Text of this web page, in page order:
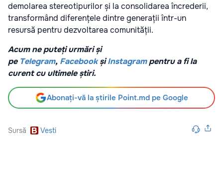
demolarea stereotipurilor și la consolidarea încrederii,
transformând diferențele dintre generații într-un
resursă pentru dezvoltarea comunității.
Acum ne puteți urmări și
pe Telegram, Facebook șiInstagrampentru a fi la
curent cu ultimele știri.
Abonați-vă la știrile Point.md pe Google
Sursă Vesti